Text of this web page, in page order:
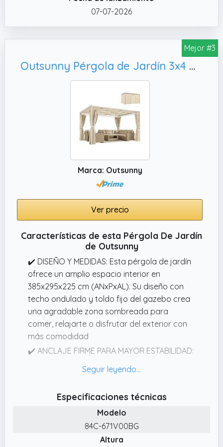
pasos adicionales y complicaciones gracias
07-07-2026
Mejor #3
Outsunny Pérgola de Jardín 3x4 m Cenador de Jardín con Techo Ondulado, Beige
Marca: Outsunny
Ver precio
Características de esta Pérgola De Jardín
de Outsunny
✔️ DISEÑO Y MEDIDAS: Esta pérgola de jardín
ofrece un amplio espacio interior en
385x295x225 cm (ANxPxAL). Su diseño con
techo ondulado y toldo fijo del gazebo crea
una agradable zona sombreada para
comer, relajarte o disfrutar del exterior con
más comodidad
✔️ ANCLAJE FIRME PARA MAYOR ESTABILIDAD:
tornillos de expansión para fijarlo sobre
instalación correcta, el sistema de anclaje
ayuda a mantener la pérgola estable y
preparada para soportar vientos de nivel 6
con mayor seguridad
Especificaciones técnicas
Modelo
84C-671V00BG
Altura